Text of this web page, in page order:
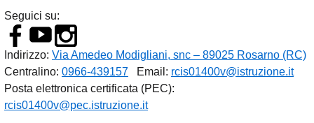
Seguici su:
Indirizzo: Via Amedeo Modigliani, snc – 89025 Rosarno (RC)
Centralino: 0966-439157 Email: rcis01400v@istruzione.it
Posta elettronica certificata (PEC):
rcis01400v@pec.istruzione.it